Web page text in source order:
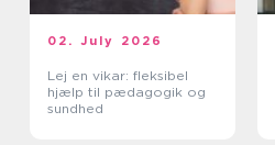
02. July 2026
Lej en vikar: fleksibel
hjælp til pædagogik og
sundhed